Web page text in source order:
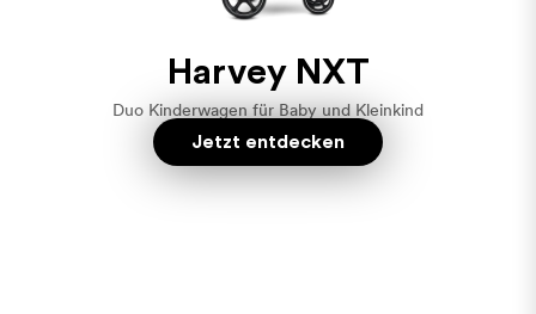
Harvey NXT
Duo Kinderwagen für Baby und Kleinkind
Jetzt entdecken